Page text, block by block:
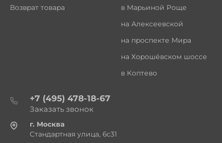
Возврат товара в Марьиной Роще
на Алексеевской
на проспекте Мира
на Хорошёвском шоссе
в Коптево
+7 (495) 478-18-67
Заказать звонок
г. Москва
Стандартная улица, 6с31